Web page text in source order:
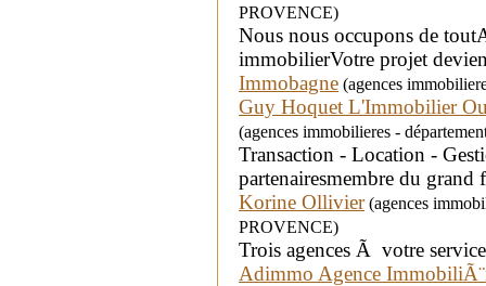
PROVENCE)
Nous nous occupons de
immobilierVotre projet
Immobagne (agences
Guy Hoquet L'Immobilier
(agences immobilieres -
Transaction - Location -
partenairesmembre du grand
Korine Ollivier(agences
PROVENCE)
Trois agences Ã votre
Adimmo Agence